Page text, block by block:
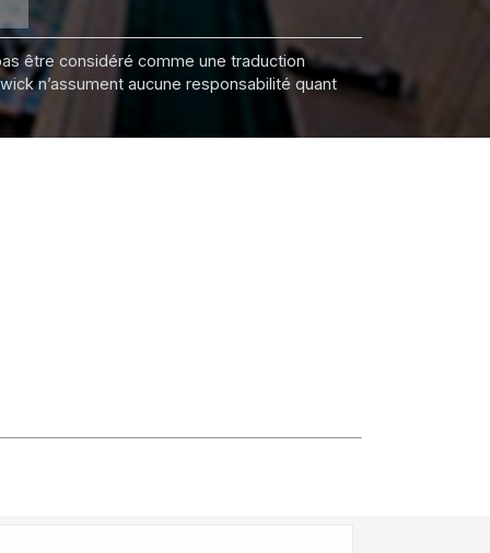
être considéré comme une traduction
n’assument aucune responsabilité quant